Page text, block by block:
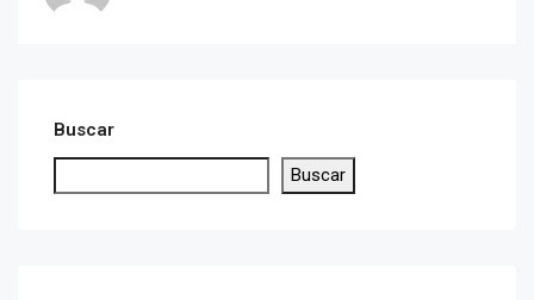
Buscar
Buscar